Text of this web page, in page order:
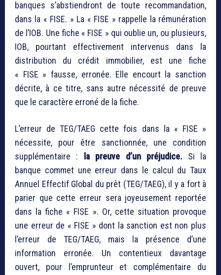
banques s’abstiendront de toute recommandation,
dans la « FISE. » La « FISE » rappelle la rémunération
de l’IOB. Une fiche « FISE » qui oublie un, ou plusieurs,
IOB, pourtant effectivement intervenus dans la
distribution du crédit immobilier, est une fiche
« FISE » fausse, erronée. Elle encourt la sanction
décrite, à ce titre, sans autre nécessité de preuve
que le caractère erroné de la fiche.
L’erreur de TEG/TAEG cette fois dans la « FISE »
nécessite, pour être sanctionnée, une condition
supplémentaire :
la preuve d’un préjudice. Si la
banque commet une erreur dans le calcul du Taux
Annuel Effectif Global du prêt (TEG/TAEG), il y a fort à
parier que cette erreur sera joyeusement reportée
dans la fiche « FISE ». Or, cette situation provoque
une erreur de « FISE » dont la sanction est non plus
l’erreur de TEG/TAEG, mais la présence d’une
information erronée. Un contentieux davantage
ouvert, pour l’emprunteur et complémentaire du